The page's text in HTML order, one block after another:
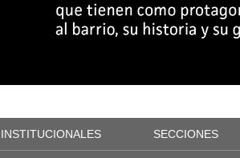
INSTITUCIONALES SECCIONES